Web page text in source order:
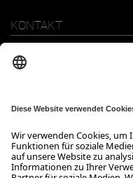
KONTAKT
+43 662 6688 0
ÖFFNUNGSZEITEN